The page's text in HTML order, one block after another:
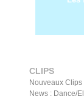
CLIPS
Nouveaux Clips
News : Dance/